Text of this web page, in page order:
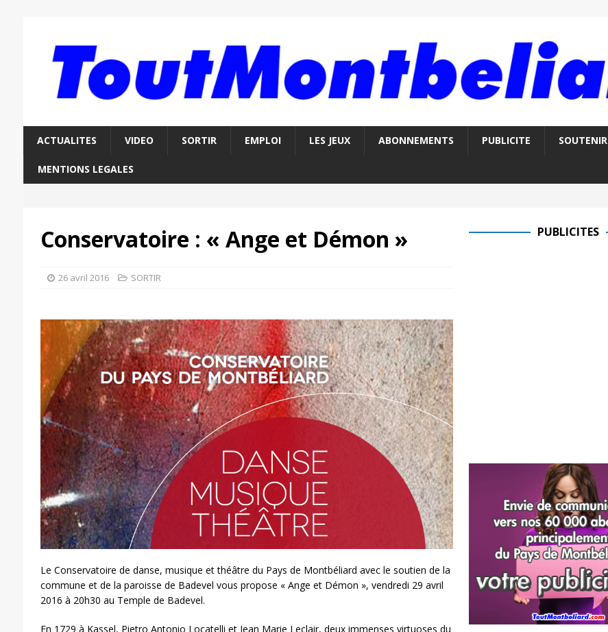
ACTUALITES VIDEO SORTIR EMPLOI LES JEUX ABONNEMENTS PUBLICITE SOUTENIR
MENTIONS LEGALES
Conservatoire : « Ange et Démon »
26 avril 2016 SORTIR
Le Conservatoire de danse, musique et théâtre du Pays de Montbéliard avec le soutien de la
commune et de la paroisse de Badevel vous propose « Ange et Démon », vendredi 29 avril
2016 à 20h30 au Temple de Badevel.
En 1729 à Kassel, Pietro Antonio Locatelli et Jean Marie Leclair, deux immenses virtuoses du
PUBLICITES